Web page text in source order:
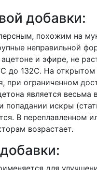
добавки:
похожим на
неправильной
и эфире, не
до 132С. На
при ограниченном
является
попадании искры
В переплавленном
возрастает.
для